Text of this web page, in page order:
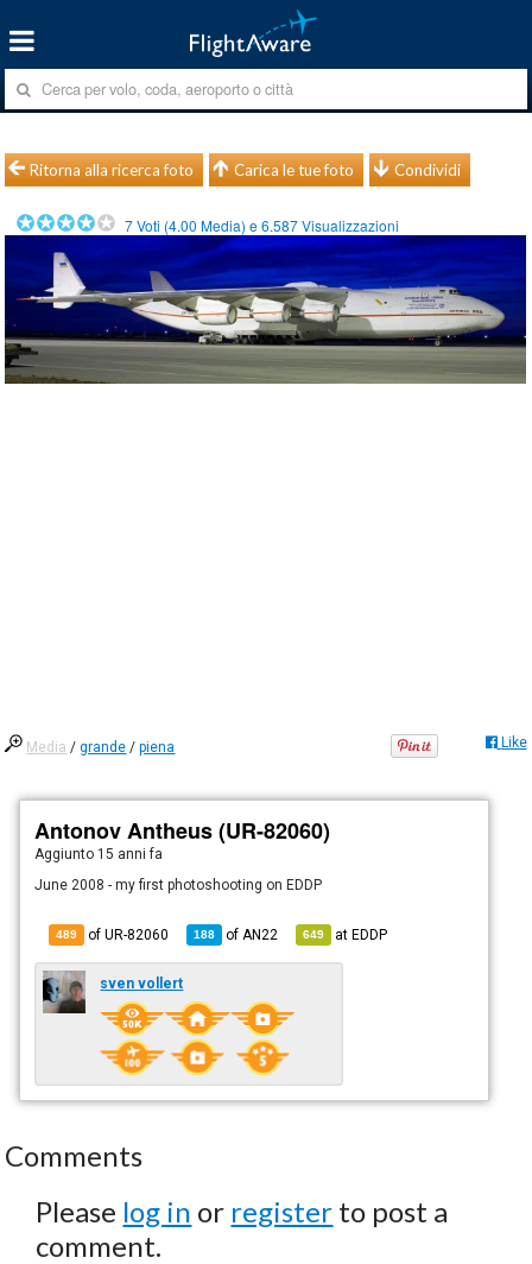
Ritorna alla ricerca foto Carica le tue foto Condividi
7Voti (4.00 Media) e6.587Visualizzazioni
Media /grande /piena Like
Antonov Antheus (UR-82060)
Aggiunto 15 anni fa
June 2008 - my first photoshooting on EDDP
489 of UR-82060 188 of AN22 649 atEDDP
sven vollert
Comments
Please log in or register to post a
comment.